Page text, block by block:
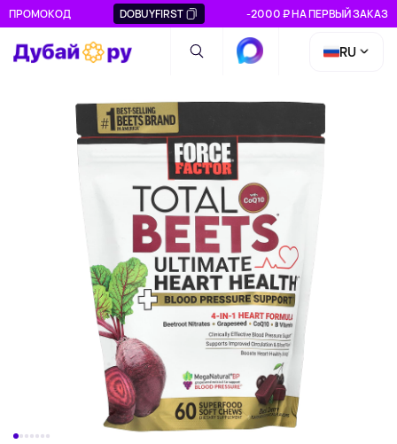
ПРОМОКОД DOBUYFIRST -2000 ₽ НА ПЕРВЫЙ ЗАКАЗ
RU